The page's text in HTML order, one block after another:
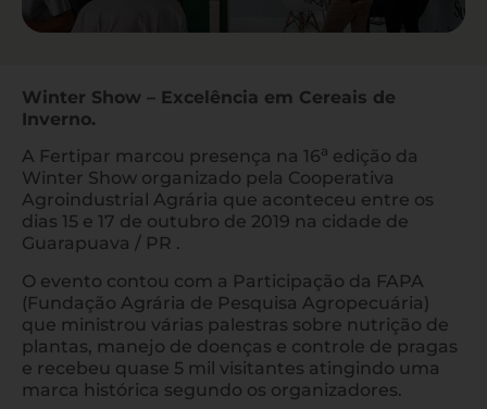
Winter Show – Excelência em Cereais de
Inverno.
A Fertipar marcou presença na 16a edição da
Winter Show organizado pela Cooperativa
Agroindustrial Agrária que aconteceu entre os
dias 15 e 17 de outubro de 2019 na cidade de
Guarapuava / PR .
O evento contou com a Participação da FAPA
(Fundação Agrária de Pesquisa Agropecuária)
que ministrou várias palestras sobre nutrição de
plantas, manejo de doenças e controle de pragas
e recebeu quase 5 mil visitantes atingindo uma
marca histórica segundo os organizadores.